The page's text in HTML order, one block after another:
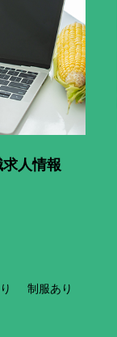
人情報
制服あり